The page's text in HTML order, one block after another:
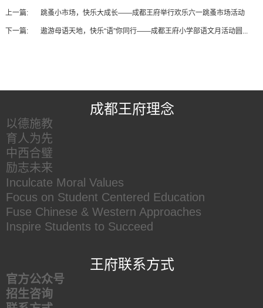
上一篇: 跳蚤小市场，快乐大成长——成都王府举行欢乐六一跳蚤市场活动
下一篇: 遨游母语天地，快乐“语”你同行——成都王府小学部语文月活动圆...
成都王府理念
以德施教
育人为先
中西合璧
励志未来
Inculcate Moral Values
Focus on Student Centered Education
Fuse Chinese & Western Approaches
Inspire Students to Succeed
王府联系方式
官方公众号
招生咨询